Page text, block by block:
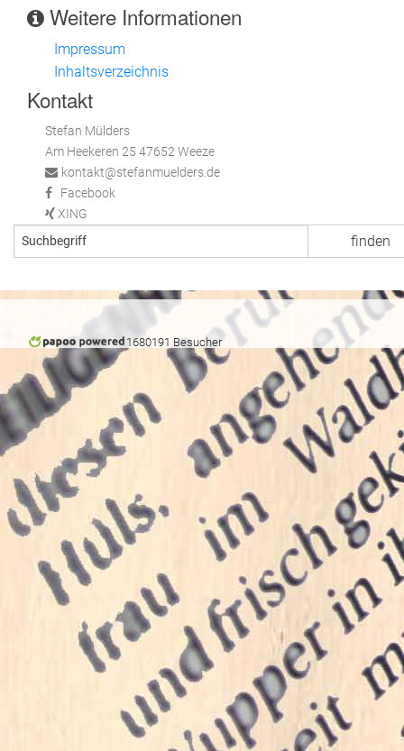
Weitere Informationen
Impressum
Inhaltsverzeichnis
Kontakt
Stefan Mülders
Am Heekeren 25 47652 Weeze
kontakt@stefanmuelders.de
Facebook
XING
1680191 Besucher